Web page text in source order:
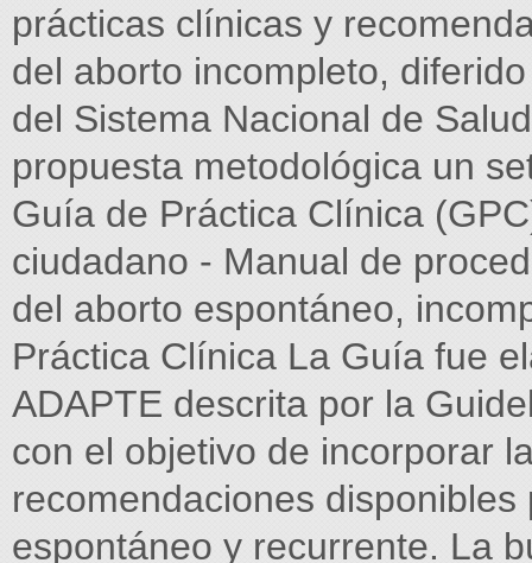
prácticas clínicas y
del aborto incompleto,
del Sistema Nacional de
propuesta metodológica un
Guía de Práctica Clínica
ciudadano - Manual de
del aborto espontáneo,
Práctica Clínica La Guía fue
ADAPTE descrita por la
con el objetivo de incorporar
recomendaciones
espontáneo y recurrente. La